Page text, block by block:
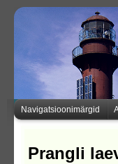
Navigatsioonimärgid
Prangli